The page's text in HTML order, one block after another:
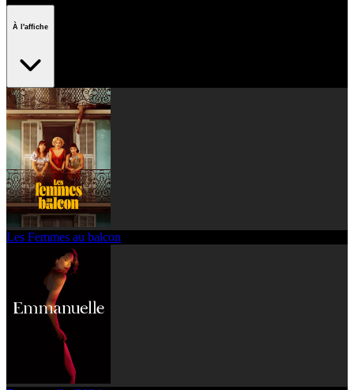
À l'affiche
Les Femmes au balcon